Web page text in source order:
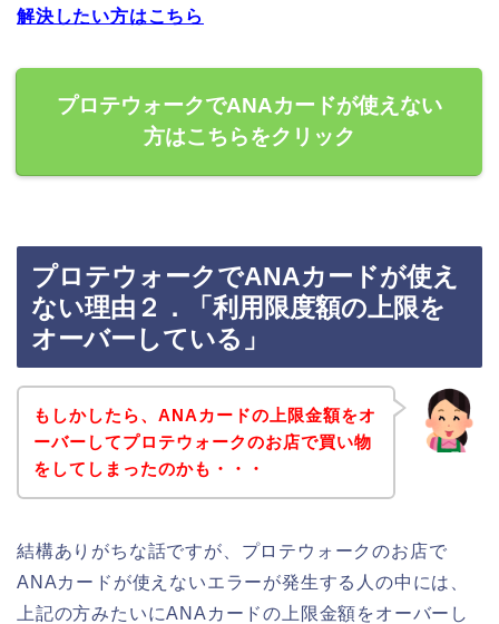
解決したい方はこちら
プロテウォークでANAカードが使えない
方はこちらをクリック
プロテウォークでANAカードが使え
ない理由２．「利用限度額の上限を
オーバーしている」
もしかしたら、ANAカードの上限金額をオ
ーバーしてプロテウォークのお店で買い物
をしてしまったのかも・・・
結構ありがちな話ですが、プロテウォークのお店で
ANAカードが使えないエラーが発生する人の中には、
上記の方みたいにANAカードの上限金額をオーバーし